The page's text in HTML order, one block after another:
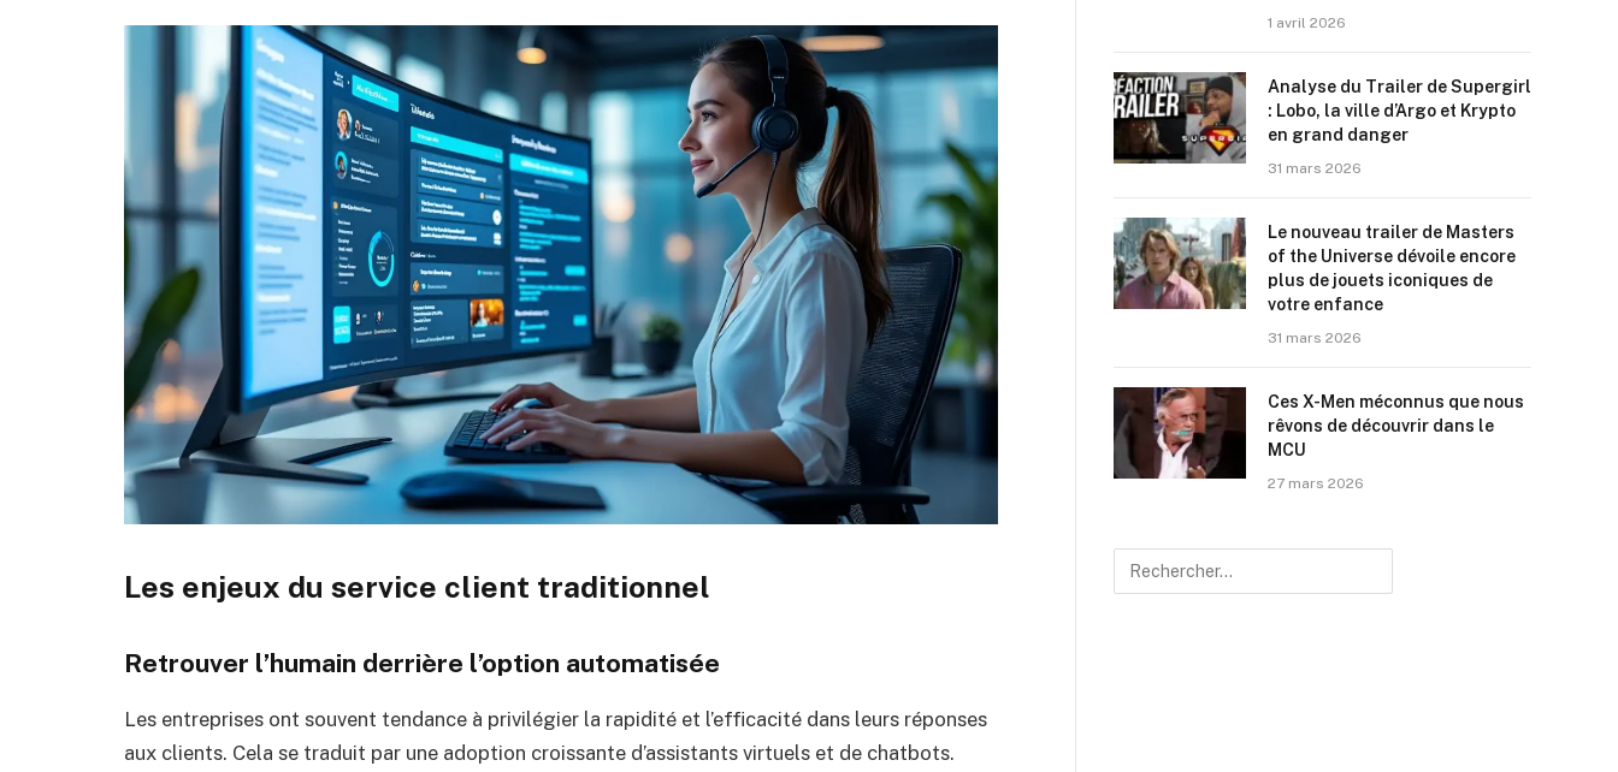
Les enjeux du service client traditionnel
Retrouver l’humain derrière l’option automatisée
Les entreprises ont souvent tendance à privilégier la rapidité et l’efficacité dans leurs réponses
aux clients. Cela se traduit par une adoption croissante d’assistants virtuels et de chatbots.
1 avril 2026
Analyse du Trailer de Supergirl
: Lobo, la ville d’Argo et Krypto
en grand danger
31 mars 2026
Le nouveau trailer de Masters
of the Universe dévoile encore
plus de jouets iconiques de
votre enfance
31 mars 2026
Ces X-Men méconnus que nous
rêvons de découvrir dans le
MCU
27 mars 2026